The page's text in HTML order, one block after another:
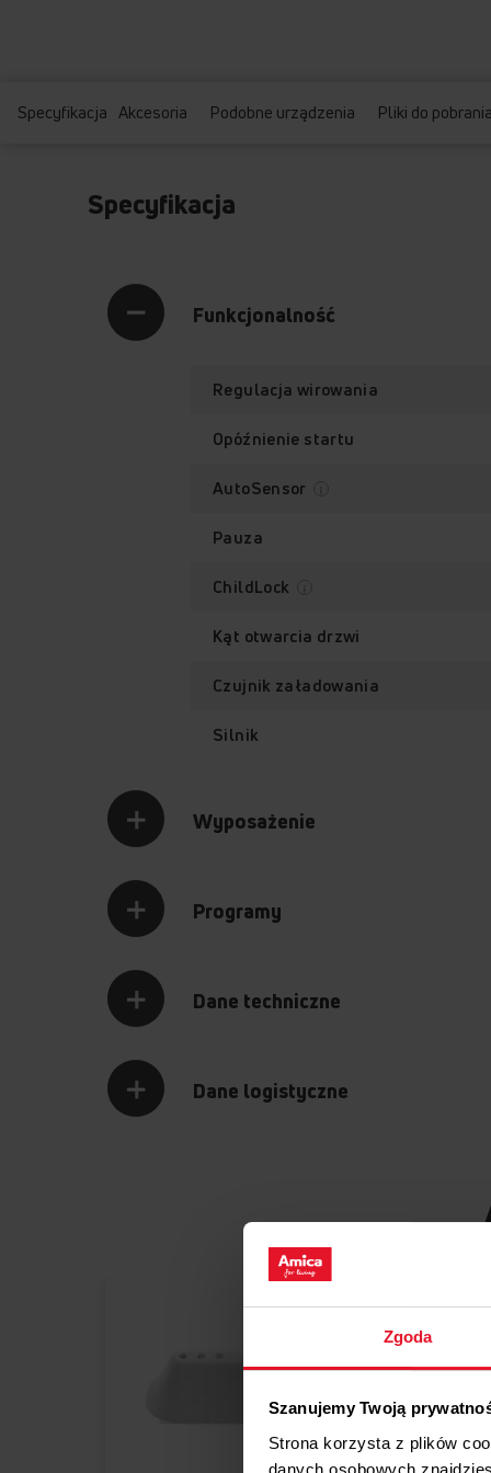
Zgoda
Szanujemy Twoją
Strona korzysta z plików
danych osobowych
Specyfikacja Akcesoria Podobne urządzenia Pliki do pobrania
Specyfikacja
Funkcjonalność
Regulacja wirowania
Opóźnienie startu
AutoSensor
Pauza
ChildLock
Kąt otwarcia drzwi
Czujnik załadowania
Silnik
Wyposażenie
Programy
Dane techniczne
Dane logistyczne